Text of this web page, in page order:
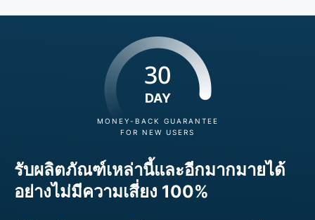
30
DAY
MONEY-BACK GUARANTEE
FOR NEW USERS
รับผลิตภัณฑ์เหล่านี้และอีกมากมายได้
อย่างไม่มีความเสี่ยง 100%